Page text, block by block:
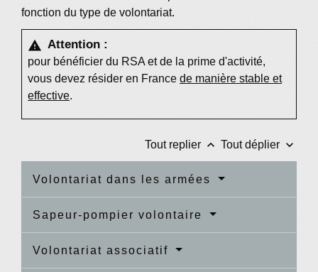
fonction du type de volontariat.
warning Attention :
pour bénéficier du RSA et de la prime d'activité,
vous devez résider en France de manière stable et
effective.
Tout replier keyboard_arrow_up Tout déplier keyboard_arrow_down
Volontariat dans les armées
Sapeur-pompier volontaire
Volontariat associatif